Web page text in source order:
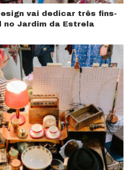
vai dedicar três fins-
no Jardim da Estrela